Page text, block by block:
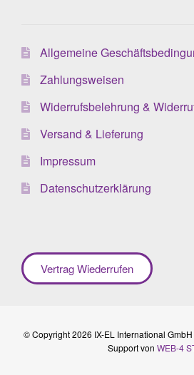
Allgemeine
Zahlungsweisen
Widerrufsbelehrung &
Versand & Lieferung
Impressum
Datenschutzerklärung
Vertrag Wiederrufen
© Copyright 2026 IX-EL International
Support von WEB-4